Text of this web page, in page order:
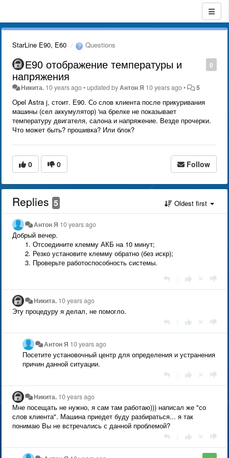
StarLine E90, E60 Questions
0
Е90 отображение температуры и
напряжения
Никита. 10 years ago•updated byАнтон Я 10 years ago• 5
Opel Astra j, стоит. Е90. Со слов клиента после прикуривания
машины (сел аккумулятор) 'на брелке не показывает
температуру двигателя, салона и напряжение. Везде прочерки.
Что может быть? прошивка? Или блок?
0 0 Follow
Replies 5 Oldest first
Антон Я 10 years ago
Добрый вечер.
Отсоедините клемму АКБ на 10 минут;
Резко установите клемму обратно (без искр);
Проверьте работоспособность системы.
Никита. 10 years ago
Эту процедуру я делал, не помогло.
Антон Я 10 years ago
Посетите установочный центр для определения и устранения
причин данной ситуации.
Никита. 10 years ago
Мне посещать не нужно, я сам там работаю))) написал же "со
слов клиента". Машина приедет буду разбираться... я так
понимаю Вы не встречались с данной проблемой?